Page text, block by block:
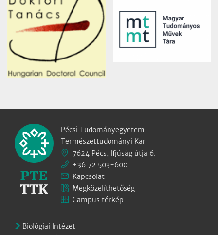
Pécsi Tudományegyetem
Természettudományi Kar
7624 Pécs, Ifjúság útja 6.
+36 72 503-600
Kapcsolat
Megközelíthetőség
Campus térkép
Biológiai Intézet